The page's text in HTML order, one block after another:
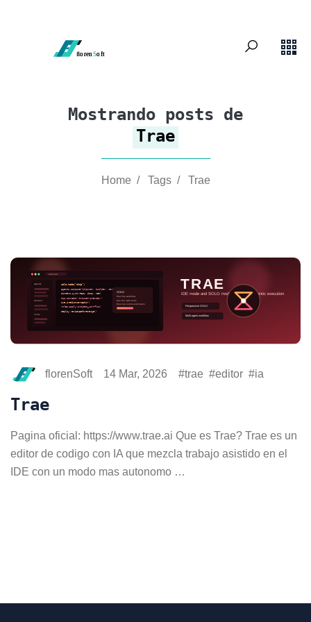
Mostrando posts de
Trae
Home / Tags / Trae
florenSoft 14 Mar, 2026 trae editor ia
Trae
Pagina oficial: https://www.trae.ai Que es Trae? Trae es un
editor de codigo con IA que mezcla trabajo asistido en el
IDE con un modo mas autonomo …